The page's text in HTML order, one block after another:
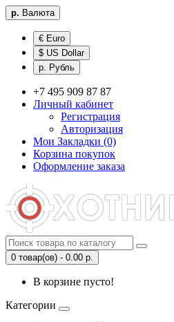
р. Валюта
€ Euro
$ US Dollar
р. Рубль
+7 495 909 87 87
Личный кабинет
Регистрация
Авторизация
Мои Закладки (0)
Корзина покупок
Оформление заказа
0 товар(ов) - 0.00 р.
В корзине пусто!
Категории